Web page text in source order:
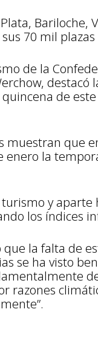
Bariloche,
70 mil
de la
destacó
de este
muestran que
la
y
los índices
la falta de
se ha visto
razones